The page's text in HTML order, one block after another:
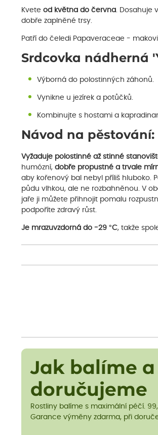
Kvete od května do června. Dosahuje
dobře zaplněné trsy.
Patří do čeledi Papaveraceae -
Srdcovka nádherná
Výborná do polostinných záhonů.
Vynikne u jezírek a potůčků.
Kombinujte s hostami a
Návod na pěstování:
Vyžaduje polostinné až stinné
humózní, dobře propustné a trvale
aby kořenový bal nebyl příliš hluboko.
půdu vlhkou, ale ne rozbahněnou. V
jaře ji můžete přihnojit pomalu
podpoříte zdravý růst.
Je mrazuvzdorná do -29 °C, takže
Jak balíme a
doručujeme
Rostliny balíme s maximální péčí.
Garance výměny zdarma, při